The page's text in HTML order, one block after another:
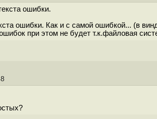
ошибки.
ошибки. Как и с самой ошибкой... (в
при этом не будет т.к.файловая